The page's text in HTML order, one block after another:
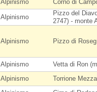
Alpinismo Corno di
Alpinismo
Pizzo del
2747) - monte
Alpinismo Pizzo di
Alpinismo
Vetta di Ron
Alpinismo
Torrione